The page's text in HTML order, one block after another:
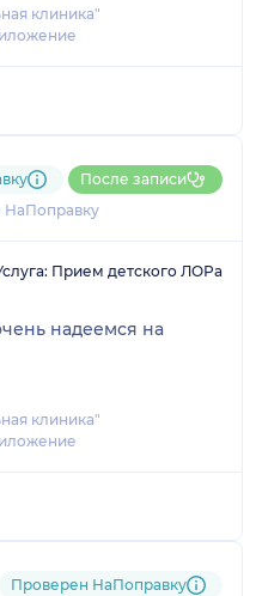
клиника"
НаПоправку
После записи
Прием детского ЛОРа
надеемся на
клиника"
Проверен НаПоправку